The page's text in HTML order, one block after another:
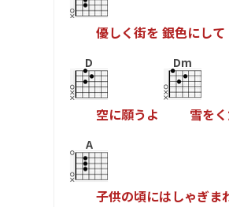
優しく街を 銀色にして
D
空に願う よ
Dm
雪をく
A
子供の頃にはしゃぎま